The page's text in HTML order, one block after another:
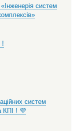
систем
!
систем
КПІ ! 💜